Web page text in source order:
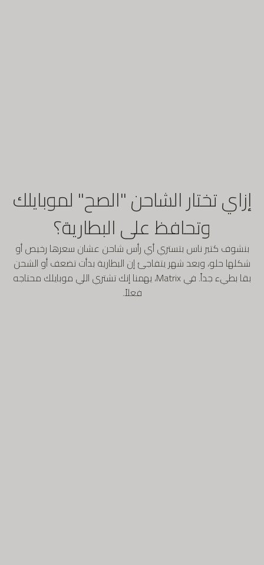
إزاي تختار الشاحن "الصح" لموبايلك
وتحافظ على البطارية؟
بنشوف كتير ناس بتستري أي رأس شاحن عشان سعرها رخيص أو
شكلها حلو، وبعد شهر يتفاجئ إن البطارية بدأت تضعف أو الشحن
بقا بطيء جداً. في Matrix، يهمنا إنك تشتري اللي موبايلك محتاجه
فعلاً.